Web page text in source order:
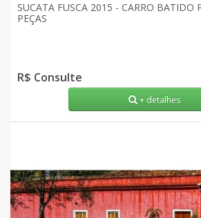
SUCATA FUSCA 2015 - CARRO BATIDO
PEÇAS
R$ Consulte
+ detalhes